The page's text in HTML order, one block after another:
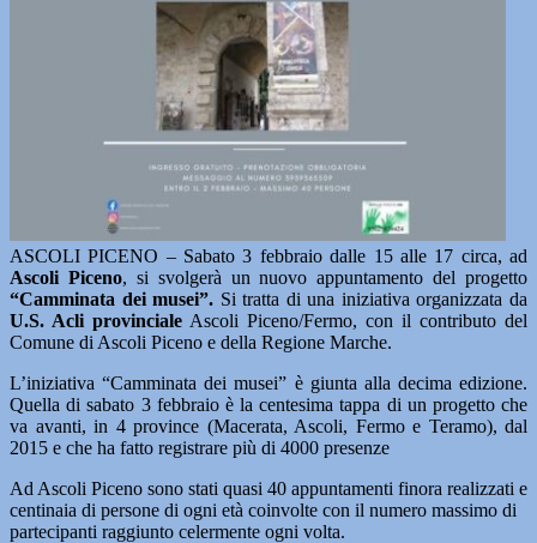
ASCOLI PICENO – Sabato 3 febbraio dalle 15 alle 17 circa, ad
Ascoli Piceno, si svolgerà un nuovo appuntamento del progetto
“Camminata dei musei”. Si tratta di una iniziativa organizzata da
U.S. Acli provinciale Ascoli Piceno/Fermo, con il contributo del
Comune di Ascoli Piceno e della Regione Marche.
L’iniziativa “Camminata dei musei” è giunta alla decima edizione.
Quella di sabato 3 febbraio è la centesima tappa di un progetto che
va avanti, in 4 province (Macerata, Ascoli, Fermo e Teramo), dal
2015 e che ha fatto registrare più di 4000 presenze
Ad Ascoli Piceno sono stati quasi 40 appuntamenti finora realizzati e
centinaia di persone di ogni età coinvolte con il numero massimo di
partecipanti raggiunto celermente ogni volta.